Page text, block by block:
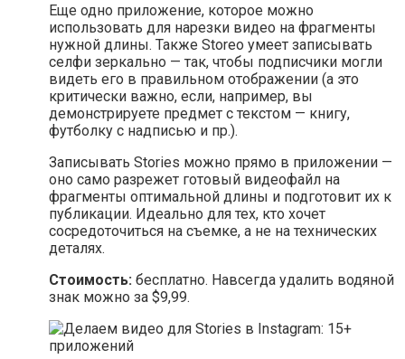
Еще одно приложение, которое можно
использовать для нарезки видео на фрагменты
нужной длины. Также Storeo умеет записывать
селфи зеркально — так, чтобы подписчики могли
видеть его в правильном отображении (а это
критически важно, если, например, вы
демонстрируете предмет с текстом — книгу,
футболку с надписью и пр.).
Записывать Stories можно прямо в приложении —
оно само разрежет готовый видеофайл на
фрагменты оптимальной длины и подготовит их к
публикации. Идеально для тех, кто хочет
сосредоточиться на съемке, а не на технических
деталях.
Стоимость: бесплатно. Навсегда удалить водяной
знак можно за $9,99.